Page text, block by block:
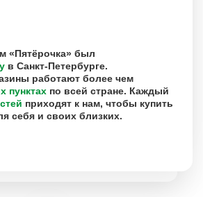
«Пятёрочка» был
в Санкт-Петербурге.
работают более чем
пунктах по всей стране. Каждый
приходят к нам, чтобы купить
себя и своих близких.